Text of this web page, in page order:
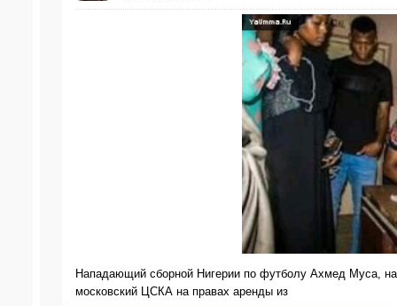
Нападающий сборной Нигерии по футболу Ахмед Муса,
московский ЦСКА на правах аренды из